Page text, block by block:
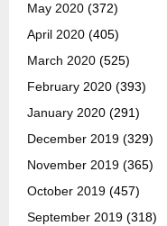
May 2020 (372)
April 2020 (405)
March 2020 (525)
February 2020 (393)
January 2020 (291)
December 2019 (329)
November 2019 (365)
October 2019 (457)
September 2019 (318)